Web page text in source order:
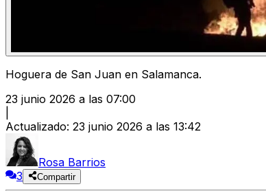
Hoguera de San Juan en Salamanca.
23 junio 2026 a las 07:00
Actualizado: 23 junio 2026 a las 13:42
Rosa Barrios
3
Compartir